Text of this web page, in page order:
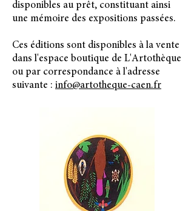
disponibles au prêt, constituant ainsi
une mémoire des expositions passées.
Ces éditions sont disponibles à la vente
dans l'espace boutique de L'Artothèque
ou par correspondance à l'adresse
suivante : info@artotheque-caen.fr